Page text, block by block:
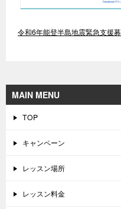
令和6年能登半島地震緊急支援
MAIN MENU
TOP
キャンペーン
レッスン場所
レッスン料金